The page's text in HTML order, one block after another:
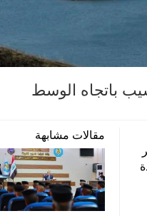
باتجاه الوسط
مقالات مشابهة